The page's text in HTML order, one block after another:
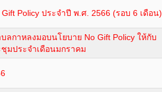
Policy ประจำปี พ.ศ. 2566 (รอบ 6 เดือน)
ลกาหลงมอบนโยบาย No Gift Policy ให้กับ
มประจำเดือนมกราคม